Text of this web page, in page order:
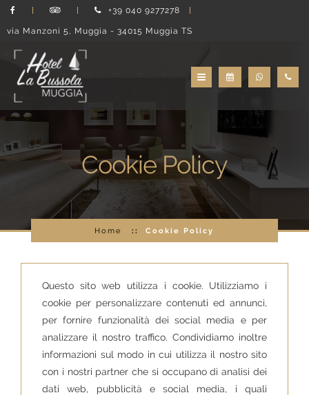
+39 040 9277278
via Manzoni 5, Muggia - 34015 Muggia TS
Cookie Policy
Home Cookie Policy
Questo sito web utilizza i cookie. Utilizziamo i
cookie per personalizzare contenuti ed annunci,
per fornire funzionalità dei social media e per
analizzare il nostro traffico. Condividiamo inoltre
informazioni sul modo in cui utilizza il nostro sito
con i nostri partner che si occupano di analisi dei
dati web, pubblicità e social media, i quali